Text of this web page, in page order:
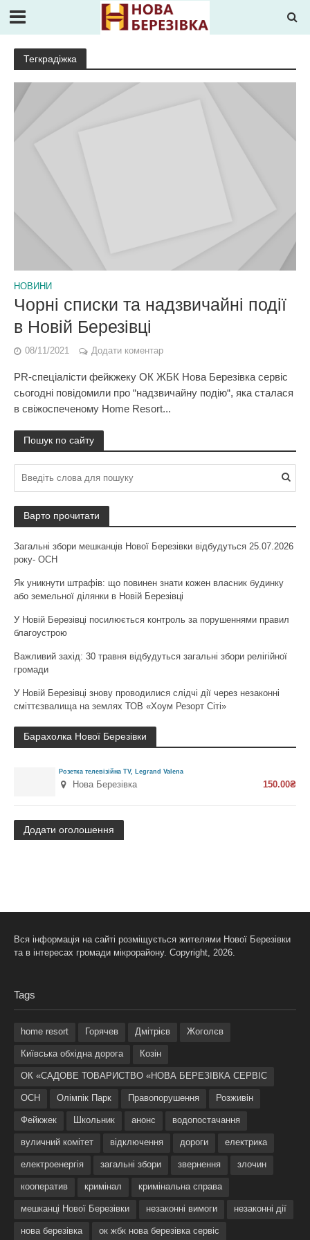
Тегкрадіжка
НОВИНИ
Чорні списки та надзвичайні події
в Новій Березівці
08/11/2021 Додати коментар
PR-спеціалісти фейкжеку ОК ЖБК Нова Березівка сервіс
сьогодні повідомили про “надзвичайну подію“, яка сталася
в свіжоспеченому Home Resort...
Пошук по сайту
Варто прочитати
Загальні збори мешканців Нової Березівки відбудуться 25.07.2026
року- ОСН
Як уникнути штрафів: що повинен знати кожен власник будинку
або земельної ділянки в Новій Березівці
У Новій Березівці посилюється контроль за порушеннями правил
благоустрою
Важливий захід: 30 травня відбудуться загальні збори релігійної
громади
У Новій Березівці знову проводилися слідчі дії через незаконні
сміттєзвалища на землях ТОВ «Хоум Резорт Сіті»
Барахолка Нової Березівки
Розетка телевізійна TV, Legrand Valena
Нова Березівка 150.00₴
Додати оголошення
Вся інформація на сайті розміщується жителями Нової Березівки
та в інтересах громади мікрорайону. Copyright, 2026.
Tags
home resort Горячев Дмітрієв Жоголєв
Київська обхідна дорога Козін
ОК «САДОВЕ ТОВАРИСТВО «НОВА БЕРЕЗІВКА СЕРВІС
ОСН Олімпік Парк Правопорушення Розживін
Фейкжек Школьник анонс водопостачання
вуличний комітет відключення дороги електрика
електроенергія загальні збори звернення злочин
кооператив кримінал кримінальна справа
мешканці Нової Березівки незаконні вимоги незаконні дії
нова березівка ок жбк нова березівка сервіс